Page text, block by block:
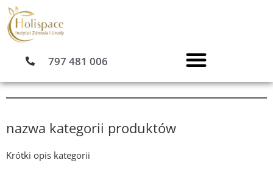
Przejdź
do
treści
797 481 006
nazwa kategorii produktów
Krótki opis kategorii